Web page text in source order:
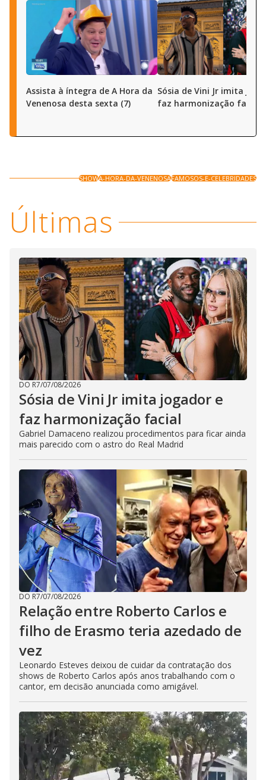
Assista à íntegra de A Hora da
Venenosa desta sexta (7)
Sósia de Vini Jr imita
faz harmonização facial
SHOWA-HORA-DA-VENENOSAFAMOSOS-E-CELEBRIDADES
Últimas
DO R7/07/08/2026
Sósia de Vini Jr imita jogador e
faz harmonização facial
Gabriel Damaceno realizou procedimentos para ficar ainda
mais parecido com o astro do Real Madrid
DO R7/07/08/2026
Relação entre Roberto Carlos e
filho de Erasmo teria azedado de
vez
Leonardo Esteves deixou de cuidar da contratação dos
shows de Roberto Carlos após anos trabalhando com o
cantor, em decisão anunciada como amigável.